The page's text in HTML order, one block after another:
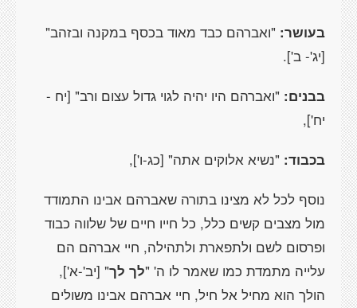
בעושר: "ואברהם כבד מאוד בכסף במקנה ובזהב"
[יג'- ב'].
בבנים: "ואברהם היו יהיה לגוי גדול עצום ורב" [יח -
יח'],
בכבוד: "נשיא אלוקים אתה" [כג-ו'],
נוסף לכל לא מצינו בתורה שאברהם אבינו התמודד
מול מצבים קשים כלל, כל חייו חיים של שלווה כבוד
ופרסום לשם ולתפארת ולתהילה, חיי אברהם הם
עלייה מתמדת כמו שאמר לו ה' "לך לך" [יב'-א'],
הולך הוא מחיל אל חיל, חיי אברהם אבינו משולים